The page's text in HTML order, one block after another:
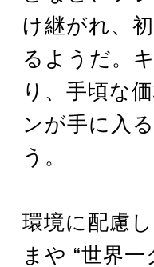
け継がれ、
るようだ。
り、手頃な
ンが手に入
う。
環境に配慮
まや “世界